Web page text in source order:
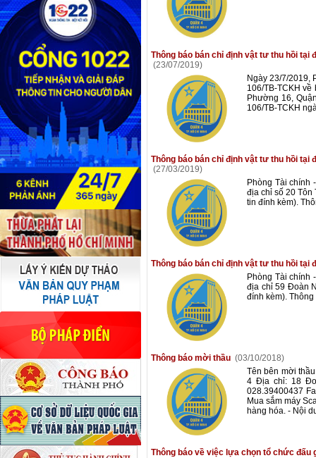
Thông báo bán chỉ định vật tư thu hồi tại
(23/07/2019)
Ngày 23/7/2019,
106/TB-TCKH
Phường 16,
106/TB-TCKH
Thông báo bán chỉ định vật tư thu hồi tại
(27/03/2019)
Phòng Tài chính
địa chỉ số 20 Tôn
tin đính kèm).
Thông báo bán chỉ định vật tư thu hồi
Phòng Tài chính
địa chỉ 59 Đoàn
đính kèm).
Thông báo mời thầu (03/10/2018)
Tên bên mời
4 Địa chỉ: 18
028.39400437
Mua sắm máy
hàng hóa. - Nội
Thông báo về việc lựa chọn tổ chức đấu